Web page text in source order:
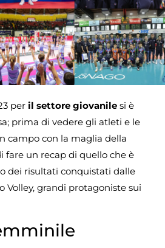
per il settore giovanile si è
prima di vedere gli atleti e le
campo con la maglia della
fare un recap di quello che è
dei risultati conquistati dalle
Volley, grandi protagoniste sui